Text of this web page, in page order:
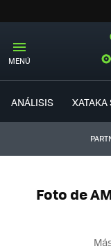
MENÚ
ANÁLISIS XATAKA
Foto de